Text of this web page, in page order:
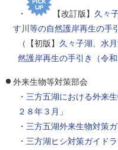
・ 【改訂版】 久々
す川等の自然護岸再生の手
（【初版】 久々子湖、水
然護岸再生の手引き（令和
外来生物等対策部会
・ 三方五湖における外来
２８年３月」
・ 三方五湖外来生物対策
・ 三方湖ヒシ対策ガイド